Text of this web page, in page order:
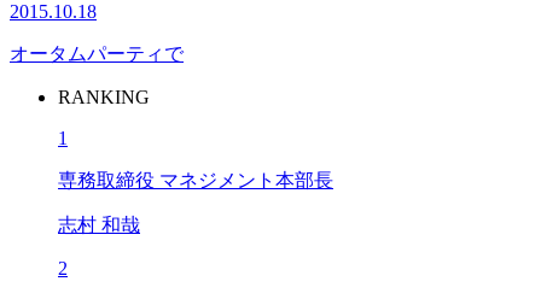
2015.10.18
オータムパーティで
RANKING
1
専務取締役 マネジメント本部長
志村 和哉
2